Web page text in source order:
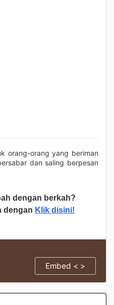
orang-orang yang beriman
dan saling berpesan
dengan berkah?
dengan Klik disini!
Embed < >